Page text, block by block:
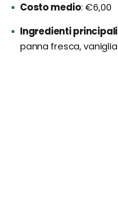
Costo medio €6,00
Ingredienti principali
panna fresca, vaniglia